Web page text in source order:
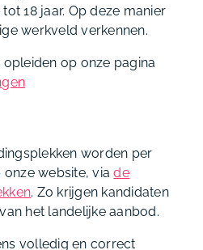
18 jaar. Op deze manier
werkveld verkennen.
op onze pagina
worden per
website, viade
. Zo krijgen kandidaten
het landelijke aanbod.
volledig en correct